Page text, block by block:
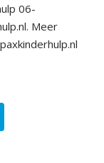
06-
Meer